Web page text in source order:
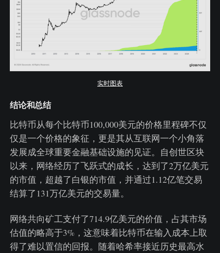
实时图表
结论和总结
比特币从每个比特币100,000美元的价格里程碑不仅
仅是一个价格的象征，更是其从互联网一个小角落
发展成全球重要金融基础设施的见证。自创世区块
以来，网络经历了飞跃式的成长，达到了2万亿美元
的市值，超越了白银的市值，并通过1.12亿笔交易
结算了131万亿美元的交易量。
网络共向矿工支付了714.9亿美元的价值，占其市场
估值的略高于3%，这意味着比特币在输入成本上取
得了难以置信的回报。随着哈希率接近历史最高水